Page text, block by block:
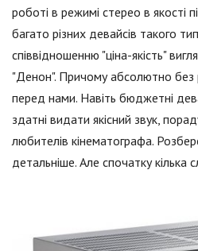
роботі в режимі стерео в якості
багато різних девайсів такого
співвідношенню "ціна-якість"
"Денон". Причому абсолютно без
перед нами. Навіть бюджетні
здатні видати якісний звук,
любителів кінематографа.
детальніше. Але спочатку кілька